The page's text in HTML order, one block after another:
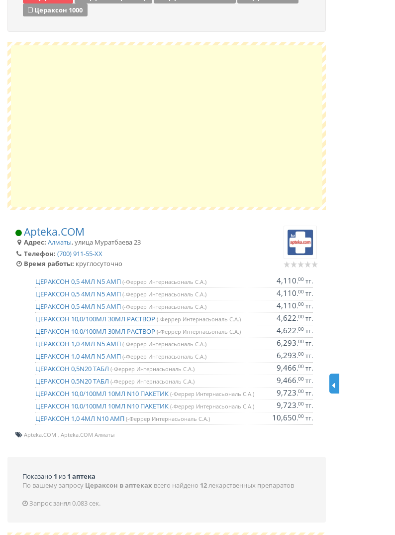
Цераксон 1000
Apteka.COM
Адрес: Алматы,улица Муратбаева 23
Телефон: (700) 911-55-XX
Время работы: круглосуточно
ЦЕРАКСОН 0,5 4МЛ N5 АМП (-Феррер Интернасьональ С.А.) 4,110.00тг.
ЦЕРАКСОН 0,5 4МЛ N5 АМП (-Феррер Интернасьональ С.А.) 4,110.00тг.
ЦЕРАКСОН 0,5 4МЛ N5 АМП (-Феррер Интернасьональ С.А.) 4,110.00тг.
ЦЕРАКСОН 10,0/100МЛ 30МЛ РАСТВОР (-Феррер Интернасьональ С.А.) 4,622.00тг.
ЦЕРАКСОН 10,0/100МЛ 30МЛ РАСТВОР (-Феррер Интернасьональ С.А.) 4,622.00тг.
ЦЕРАКСОН 1,0 4МЛ N5 АМП (-Феррер Интернасьональ С.А.) 6,293.00тг.
ЦЕРАКСОН 1,0 4МЛ N5 АМП (-Феррер Интернасьональ С.А.) 6,293.00тг.
ЦЕРАКСОН 0,5N20 ТАБЛ (-Феррер Интернасьональ С.А.) 9,466.00тг.
ЦЕРАКСОН 0,5N20 ТАБЛ (-Феррер Интернасьональ С.А.) 9,466.00тг.
ЦЕРАКСОН 10,0/100МЛ 10МЛ N10 ПАКЕТИК (-Феррер Интернасьональ С.А.) 9,723.00тг.
ЦЕРАКСОН 10,0/100МЛ 10МЛ N10 ПАКЕТИК (-Феррер Интернасьональ С.А.) 9,723.00тг.
ЦЕРАКСОН 1,0 4МЛ N10 АМП (-Феррер Интернасьональ С.А.) 10,650.00тг.
Apteka.COM Apteka.COM Алматы
Показано 1 из 1 аптека
По вашему запросу Цераксон в аптеках всего найдено 12лекарственных препаратов
Запрос занял 0.083 сек.